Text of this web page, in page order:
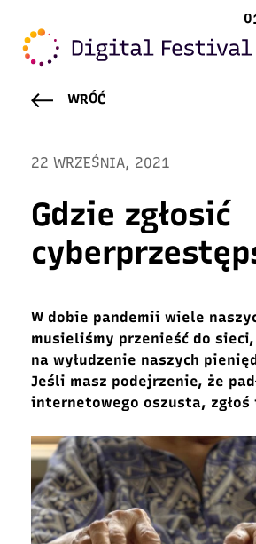
WRÓĆ
22 WRZEŚNIA, 2021
Gdzie zgłosić
W dobie pandemii wiele
musieliśmy przenieść do
na wyłudzenie naszych
Jeśli masz podejrzenie, że
internetowego oszusta, zgłoś